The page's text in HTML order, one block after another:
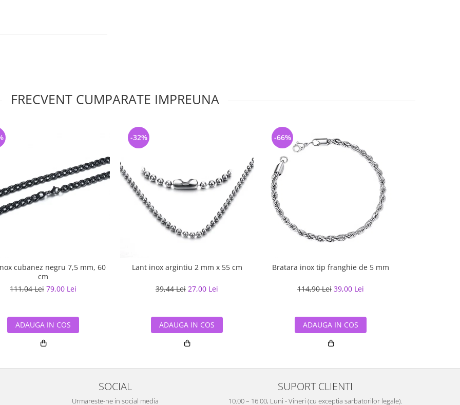
FRECVENT CUMPARATE IMPREUNA
cubanez negru 7,5 mm, 60
cm
111,04 Lei 79,00 Lei
ADAUGA IN COS
Lant inox argintiu 2 mm x 55 cm
39,44 Lei 27,00 Lei
-32%
ADAUGA IN COS
Bratara inox tip franghie de 5 mm
114,90 Lei 39,00 Lei
-66%
ADAUGA IN COS
SOCIAL
Urmareste-ne in social media
SUPORT CLIENTI
10.00 – 16.00, Luni - Vineri (cu exceptia sarbatorilor legale).